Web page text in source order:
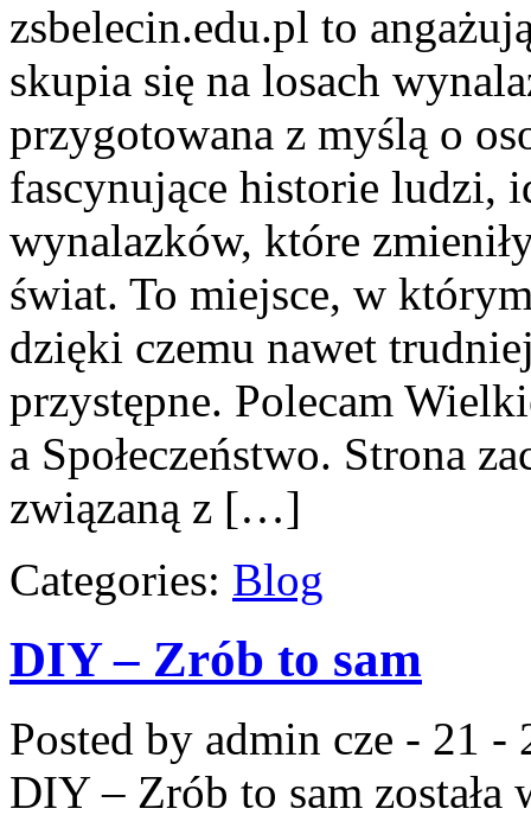
zsbelecin.edu.pl to
skupia się na losach
przygotowana z myślą o
fascynujące historie ludzi,
wynalazków, które
świat. To miejsce, w
dzięki czemu nawet
przystępne. Polecam
a Społeczeństwo. Strona
związaną z […]
Categories: Blog
DIY – Zrób to sam
Posted by admin cze - 21 -
DIY – Zrób to sam została